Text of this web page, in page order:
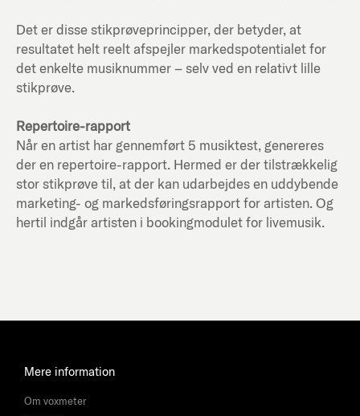
Det er disse stikprøveprincipper, der betyder, at
resultatet helt reelt afspejler markedspotentialet for
det enkelte musiknummer – selv ved en relativt lille
stikprøve.
Repertoire-rapport
Når en artist har gennemført 5 musiktest, genereres
der en repertoire-rapport. Hermed er der tilstrækkelig
stor stikprøve til, at der kan udarbejdes en uddybende
marketing- og markedsføringsrapport for artisten. Og
hertil indgår artisten i bookingmodulet for livemusik.
Mere information
Om voxmeter